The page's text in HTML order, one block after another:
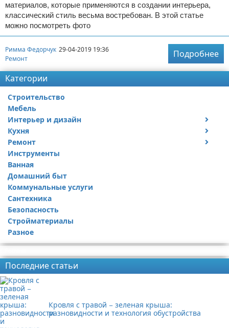
материалов, которые применяются в создании интерьера,
классический стиль весьма востребован. В этой статье
можно посмотреть фото
Римма Федорчук 29-04-2019 19:36
Ремонт
Подробнее
Категории
Строительство
Мебель
Интерьер и дизайн
Дизайн дачи
Дизайн квартиры
Кухня
Посуда
Ремонт
Ремонт дачи
Ремонт квартиры
Инструменты
Ванная
Домашний быт
Коммунальные услуги
Сантехника
Безопасность
Стройматериалы
Разное
Последние статьи
Кровля с травой − зеленая крыша:
разновидности и технология обустройства